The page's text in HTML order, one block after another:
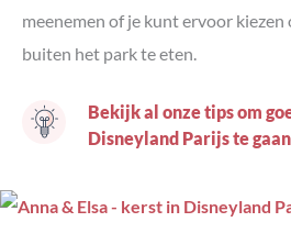
meenemen of je kunt ervoor
buiten het park te eten.
Bekijk al onze tips om
Disneyland Parijs te gaan